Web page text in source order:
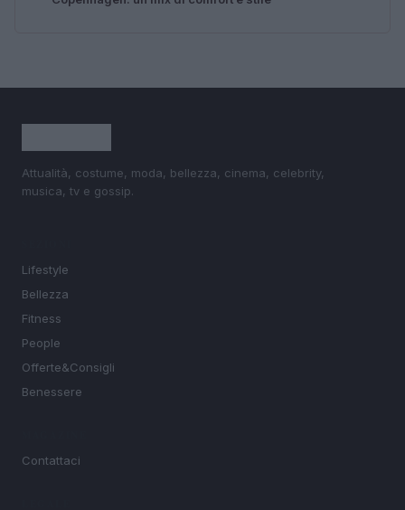
Attualità, costume, moda, bellezza, cinema, celebrity,
musica, tv e gossip.
Lifestyle
Bellezza
Fitness
People
Offerte&Consigli
Benessere
Contattaci